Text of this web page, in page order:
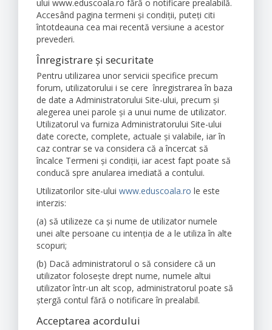
ului www.eduscoala.ro fără o notificare prealabilă.
Accesând pagina termeni şi condiţii, puteţi citi
întotdeauna cea mai recentă versiune a acestor
prevederi.
Înregistrare și securitate
Pentru utilizarea unor servicii specifice precum
forum, utilizatorului i se cere înregistrarea în baza
de date a Administratorului Site-ului, precum și
alegerea unei parole și a unui nume de utilizator.
Utilizatorul va furniza Administratorului Site-ului
date corecte, complete, actuale și valabile, iar în
caz contrar se va considera că a încercat să
încalce Termeni și condiții, iar acest fapt poate să
conducă spre anularea imediată a contului.
Utilizatorilor site-ului www.eduscoala.ro le este
interzis:
(a) să utilizeze ca și nume de utilizator numele
unei alte persoane cu intenția de a le utiliza în alte
scopuri;
(b) Dacă administratorul o să considere că un
utilizator foloseşte drept nume, numele altui
utilizator într-un alt scop, administratorul poate să
ştergă contul fără o notificare în prealabil.
Acceptarea acordului